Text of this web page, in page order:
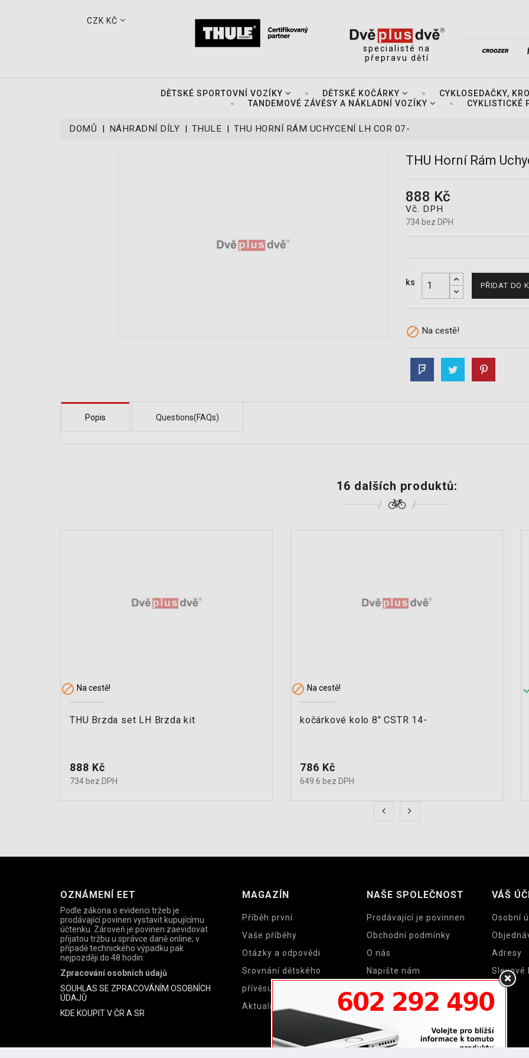
CZK KČ
specialisté na
přepravu dětí
DĚTSKÉ SPORTOVNÍ VOZÍKY DĚTSKÉ KOČÁRKY
CYKLOSEDAČKY,
TANDEMOVÉ ZÁVĚSY A NÁKLADNÍ VOZÍKY
CYKLISTICKÉ
DOMŮ NÁHRADNÍ DÍLY THULE THU HORNÍ RÁM UCHYCENÍ LH COR 07-
THU Horní Rám
888 Kč
Vč. DPH
734 bez DPH
ks PŘIDAT DO
 Na cestě!
Popis Questions(FAQs)
16 dalších produktů:
 Na cestě!
THU Brzda set LH Brzda kit
Cena
888 Kč
734 bez DPH
 Na cestě!
kočárkové kolo 8" CSTR 14-
Cena
786 Kč
649.6 bez DPH
OZNÁMENÍ EET
Podle zákona o evidenci tržeb je
prodávající povinen vystavit kupujícímu
účtenku. Zároveň je povinen zaevidovat
přijatou tržbu u správce daně online; v
případě technického výpadku pak
nejpozději do 48 hodin.
Zpracování osobních údajů
SOUHLAS SE ZPRACOVÁNÍM OSOBNÍCH
ÚDAJŮ
KDE KOUPIT V ČR A SR
MAGAZÍN
Příběh první
Vaše příběhy
Otázky a odpovědi
Srovnání dětského
přívěsu a cyklosedačky
Aktuality
NAŠE SPOLEČNOST
Prodávající je povinnen
Obchodní podmínky
O nás
Napište nám
Prodejny
VÁŠ
Osobní
Adresy
Slevové